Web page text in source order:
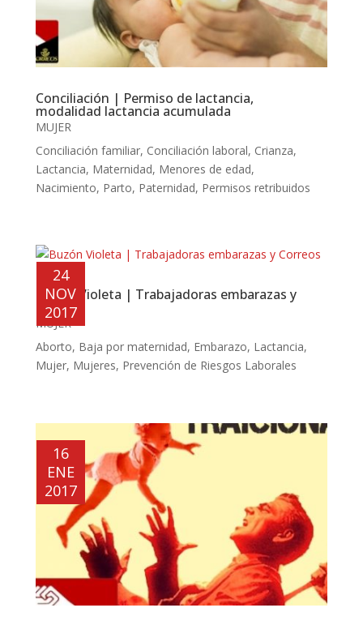
Conciliación | Permiso de lactancia,
modalidad lactancia acumulada
MUJER
Conciliación familiar, Conciliación laboral, Crianza,
Lactancia, Maternidad, Menores de edad,
Nacimiento, Parto, Paternidad, Permisos retribuidos
Buzón Violeta | Trabajadoras embarazas y
Correos
24
NOV
2017
MUJER
Aborto, Baja por maternidad, Embarazo, Lactancia,
Mujer, Mujeres, Prevención de Riesgos Laborales
16
ENE
2017